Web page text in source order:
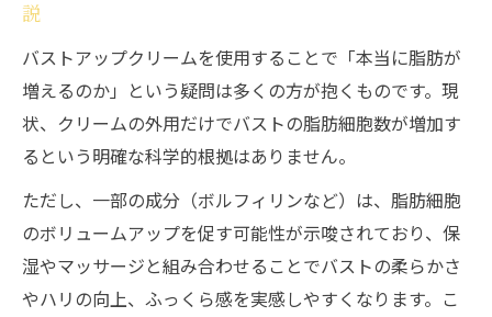
説
バストアップクリームを使用することで「本当に脂肪が
増えるのか」という疑問は多くの方が抱くものです。現
状、クリームの外用だけでバストの脂肪細胞数が増加す
るという明確な科学的根拠はありません。
ただし、一部の成分（ボルフィリンなど）は、脂肪細胞
のボリュームアップを促す可能性が示唆されており、保
湿やマッサージと組み合わせることでバストの柔らかさ
やハリの向上、ふっくら感を実感しやすくなります。こ